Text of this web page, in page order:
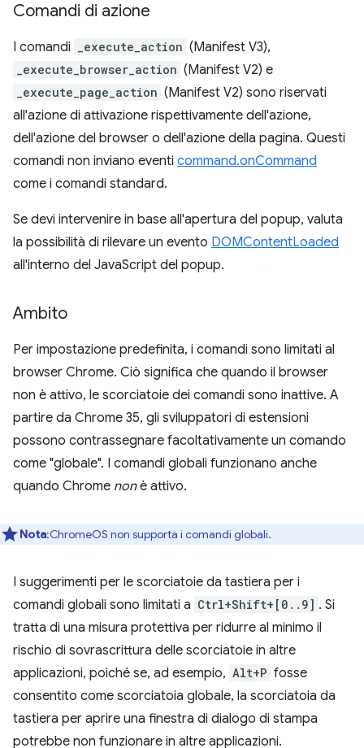
Comandi di azione
I comandi _execute_action (Manifest V3),
_execute_browser_action (Manifest V2) e
_execute_page_action (Manifest V2) sono riservati
all'azione di attivazione rispettivamente dell'azione,
dell'azione del browser o dell'azione della pagina. Questi
comandi non inviano eventi command.onCommand
come i comandi standard.
Se devi intervenire in base all'apertura del popup, valuta
la possibilità di rilevare un evento DOMContentLoaded
all'interno del JavaScript del popup.
Ambito
Per impostazione predefinita, i comandi sono limitati al
browser Chrome. Ciò significa che quando il browser
non è attivo, le scorciatoie dei comandi sono inattive. A
partire da Chrome 35, gli sviluppatori di estensioni
possono contrassegnare facoltativamente un comando
come "globale". I comandi globali funzionano anche
quando Chrome nonè attivo.
Nota:ChromeOS non supporta i comandi globali.
I suggerimenti per le scorciatoie da tastiera per i
comandi globali sono limitati a Ctrl+Shift+[0..9] . Si
tratta di una misura protettiva per ridurre al minimo il
rischio di sovrascrittura delle scorciatoie in altre
applicazioni, poiché se, ad esempio, Alt+P fosse
consentito come scorciatoia globale, la scorciatoia da
tastiera per aprire una finestra di dialogo di stampa
potrebbe non funzionare in altre applicazioni.